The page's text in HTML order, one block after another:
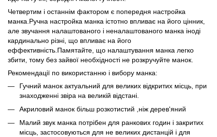
Четвертим і останнім фактором є попередня настройка
манка.Ручна настройка манка істотно впливає на його цінник,
але звучання налаштованого і неналаштованого манка іноді
кардинально різні, що впливає на його
еффективність.Памятайте, що налаштування манка легко
збити, тому без зайвої необхідності не розкручуйте манок.
Рекомендації по використанню і вибору манка:
Гучний манок актуальний для великих відкритих місць, при
знаходженні звіра на великій відстані.
Акриловий манок більш розкотистий ,ніж дерев'яний
Малий звук манка потрібен для ранкових годин і закритих
місць, застосовуються для не великих дистанцій і для